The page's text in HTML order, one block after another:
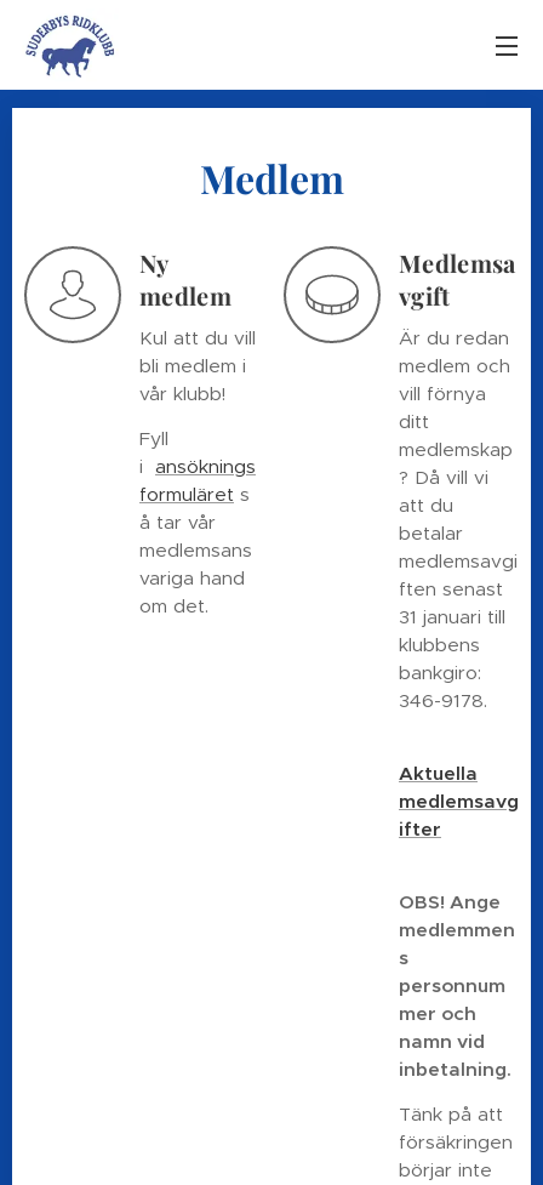
Medlem
Ny
medlem
Kul att du vill
bli medlem i
vår klubb!
Fyll
i ansöknings
formuläret s
å tar vår
medlemsans
variga hand
om det.
Medlemsa
vgift
Är du redan
medlem och
vill förnya
ditt
medlemskap
? Då vill vi
att du
betalar
medlemsavgi
ften senast
31 januari till
klubbens
bankgiro:
346-9178.
Aktuella
medlemsavg
ifter
OBS! Ange
medlemmen
s
personnum
mer och
namn vid
inbetalning.
Tänk på att
försäkringen
börjar inte